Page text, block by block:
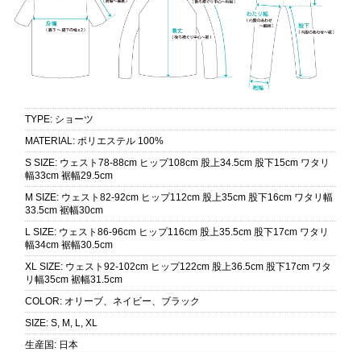
TYPE: ショーツ
MATERIAL: ポリエステル 100%
S SIZE: ウェスト78-88cm ヒップ108cm 股上34.5cm 股下15cm ワタリ
幅33cm 裾幅29.5cm
M SIZE: ウェスト82-92cm ヒップ112cm 股上35cm 股下16cm ワタリ幅
33.5cm 裾幅30cm
L SIZE: ウェスト86-96cm ヒップ116cm 股上35.5cm 股下17cm ワタリ
幅34cm 裾幅30.5cm
XL SIZE: ウェスト92-102cm ヒップ122cm 股上36.5cm 股下17cm ワタ
リ幅35cm 裾幅31.5cm
COLOR: オリーブ、ネイビー、ブラック
SIZE: S, M, L, XL
生産国 : 日本